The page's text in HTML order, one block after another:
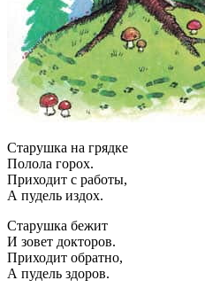
Старушка на грядке
Полола горох.
Приходит с работы,
А пудель издох.
Старушка бежит
И зовет докторов.
Приходит обратно,
А пудель здоров.